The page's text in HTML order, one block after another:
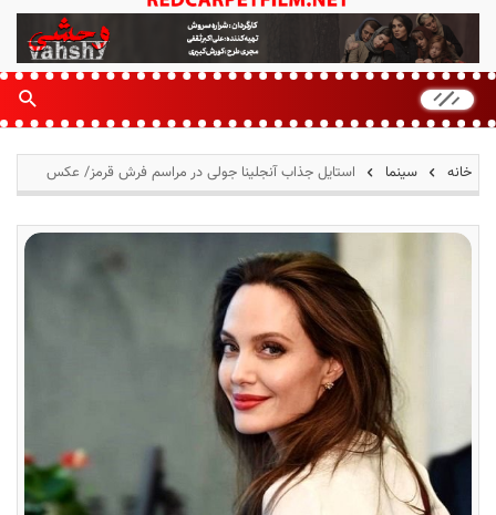
ر
ش
ر
م
ز
خانه سینما استایل جذاب آنجلینا جولی در مراسم فرش قرمز/ عکس